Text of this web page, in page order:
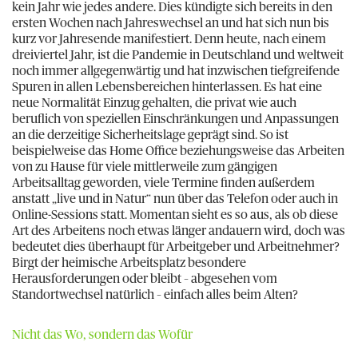
kein Jahr wie jedes andere. Dies kündigte sich bereits in den
ersten Wochen nach Jahreswechsel an und hat sich nun bis
kurz vor Jahresende manifestiert. Denn heute, nach einem
dreiviertel Jahr, ist die Pandemie in Deutschland und weltweit
noch immer allgegenwärtig und hat inzwischen tiefgreifende
Spuren in allen Lebensbereichen hinterlassen. Es hat eine
neue Normalität Einzug gehalten, die privat wie auch
beruflich von speziellen Einschränkungen und Anpassungen
an die derzeitige Sicherheitslage geprägt sind. So ist
beispielweise das Home Office beziehungsweise das Arbeiten
von zu Hause für viele mittlerweile zum gängigen
Arbeitsalltag geworden, viele Termine finden außerdem
anstatt „live und in Natur“ nun über das Telefon oder auch in
Online-Sessions statt. Momentan sieht es so aus, als ob diese
Art des Arbeitens noch etwas länger andauern wird, doch was
bedeutet dies überhaupt für Arbeitgeber und Arbeitnehmer?
Birgt der heimische Arbeitsplatz besondere
Herausforderungen oder bleibt – abgesehen vom
Standortwechsel natürlich – einfach alles beim Alten?
Nicht das Wo, sondern das Wofür